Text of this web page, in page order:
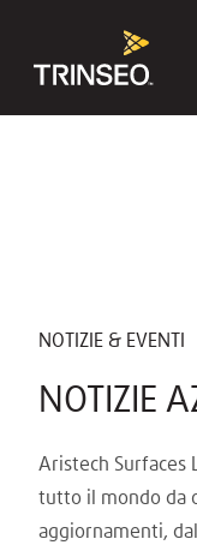
NOTIZIE & EVENTI
NOTIZIE
Aristech Surfaces
tutto il mondo da
aggiornamenti,